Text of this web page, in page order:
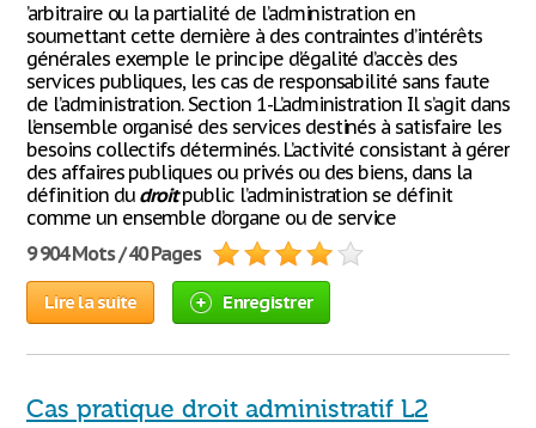
’arbitraire ou la partialité de l’administration en
soumettant cette dernière à des contraintes d’intérêts
générales exemple le principe d’égalité d’accès des
services publiques, les cas de responsabilité sans faute
de l’administration. Section 1-L’administration Il s’agit dans
l’ensemble organisé des services destinés à satisfaire les
besoins collectifs déterminés. L’activité consistant à gérer
des affaires publiques ou privés ou des biens, dans la
définition du droitpublic l’administration se définit
comme un ensemble d’organe ou de service
9 904 Mots / 40 Pages
Lire la suite Enregistrer
Cas pratique droit administratif L2